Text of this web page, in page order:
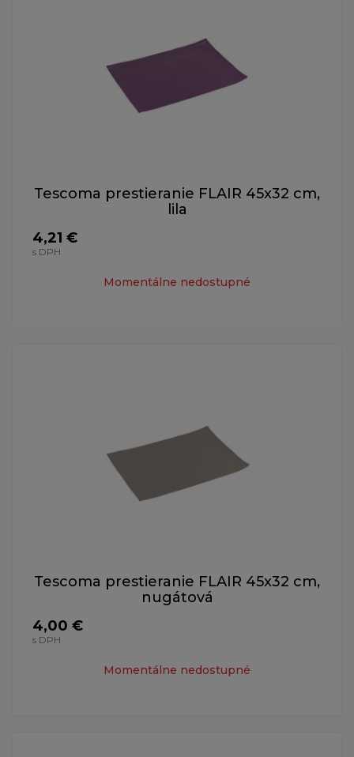
Tescoma prestieranie FLAIR 45x32 cm,
lila
4,21 €
s DPH
Momentálne nedostupné
Tescoma prestieranie FLAIR 45x32 cm,
nugátová
4,00 €
s DPH
Momentálne nedostupné